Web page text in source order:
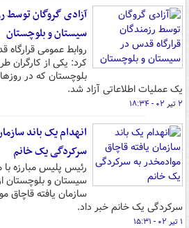
آزادی گروگان توسط
سیستان و بلوچستان
روابط عمومی
کرد: یکی از کارگران
بلوچستان که در
یک عملیات اطلاعاتی آزاد شد.
۲ تیر ۰۲ - ۱۸:۳۴
انهدام یک باند
سرکردگی یک خانم
رئیس پلیس مبارزه با
سیستان و بلوچستان
سازمان یافته قاچاق
سرکردگی یک خانم خبر داد.
۱ تیر ۰۲ - ۱۵:۳۱